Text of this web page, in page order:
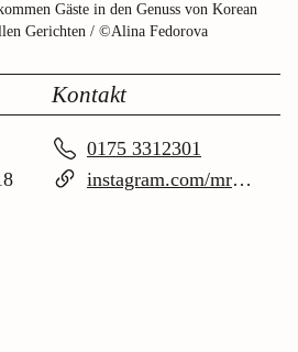
Gäste in den Genuss von Korean
Gerichten / ©Alina Fedorova
Kontakt
0175 3312301
instagram.com/mrkao.hamburg